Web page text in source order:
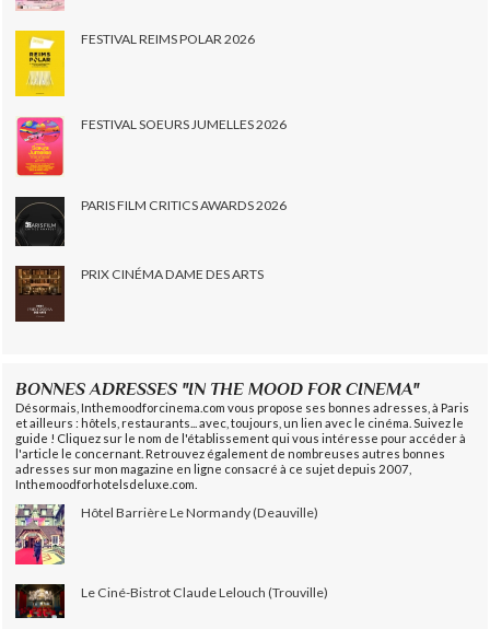
FESTIVAL REIMS POLAR 2026
FESTIVAL SOEURS JUMELLES 2026
PARIS FILM CRITICS AWARDS 2026
PRIX CINÉMA DAME DES ARTS
BONNES ADRESSES "IN THE MOOD FOR CINEMA"
Désormais, Inthemoodforcinema.com vous propose ses bonnes adresses, à Paris
et ailleurs : hôtels, restaurants... avec, toujours, un lien avec le cinéma. Suivez le
guide ! Cliquez sur le nom de l'établissement qui vous intéresse pour accéder à
l'article le concernant. Retrouvez également de nombreuses autres bonnes
adresses sur mon magazine en ligne consacré à ce sujet depuis 2007,
Inthemoodforhotelsdeluxe.com.
Hôtel Barrière Le Normandy (Deauville)
Le Ciné-Bistrot Claude Lelouch (Trouville)